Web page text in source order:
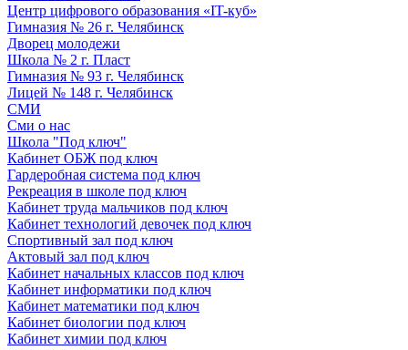
Центр цифрового образования «IT-куб»
Гимназия № 26 г. Челябинск
Дворец молодежи
Школа № 2 г. Пласт
Гимназия № 93 г. Челябинск
Лицей № 148 г. Челябинск
СМИ
Сми о нас
Школа "Под ключ"
Кабинет ОБЖ под ключ
Гардеробная система под ключ
Рекреация в школе под ключ
Кабинет труда мальчиков под ключ
Кабинет технологий девочек под ключ
Спортивный зал под ключ
Актовый зал под ключ
Кабинет начальных классов под ключ
Кабинет информатики под ключ
Кабинет математики под ключ
Кабинет биологии под ключ
Кабинет химии под ключ